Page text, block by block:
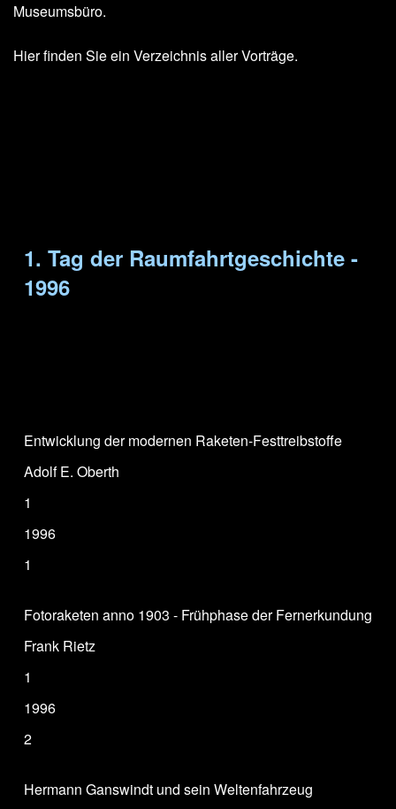
Museumsbüro.
Hier finden Sie ein Verzeichnis aller Vorträge.
1. Tag der Raumfahrtgeschichte -
1996
Entwicklung der modernen Raketen-Festtreibstoffe
Adolf E. Oberth
1
1996
1
Fotoraketen anno 1903 - Frühphase der Fernerkundung
Frank Rietz
1
1996
2
Hermann Ganswindt und sein Weltenfahrzeug